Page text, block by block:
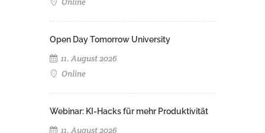
Open Day Tomorrow University
11. August 2026
Online
Webinar: KI-Hacks für mehr Produktivität
11. August 2026